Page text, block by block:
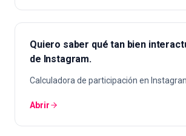
Quiero saber qué tan bien
de Instagram.
Calculadora de participación en
Abrir